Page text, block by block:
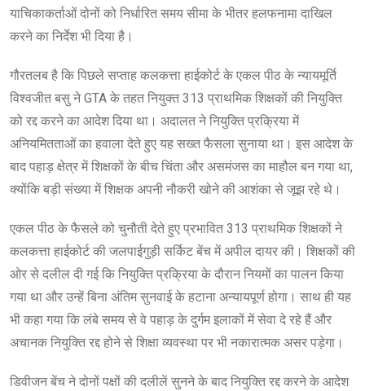
याचिकाकर्ताओं दोनों को निर्धारित समय सीमा के भीतर हलफनामा दाखिल
करने का निर्देश भी दिया है।
गौरतलब है कि पिछले सप्ताह कलकत्ता हाईकोर्ट के एकल पीठ के न्यायमूर्ति
विश्वजीत बसु ने GTA के तहत नियुक्त 313 प्राथमिक शिक्षकों की नियुक्ति
को रद्द करने का आदेश दिया था। अदालत ने नियुक्ति प्रक्रिया में
अनियमितताओं का हवाला देते हुए यह सख्त फैसला सुनाया था। इस आदेश के
बाद पहाड़ क्षेत्र में शिक्षकों के बीच चिंता और असमंजस का माहौल बन गया था,
क्योंकि बड़ी संख्या में शिक्षक अपनी नौकरी खोने की आशंका से जूझ रहे थे।
एकल पीठ के फैसले को चुनौती देते हुए प्रभावित 313 प्राथमिक शिक्षकों ने
कलकत्ता हाईकोर्ट की जलपाईगुड़ी सर्किट बेंच में अपील दायर की। शिक्षकों की
ओर से दलील दी गई कि नियुक्ति प्रक्रिया के दौरान नियमों का पालन किया
गया था और उन्हें बिना अंतिम सुनवाई के हटाना अन्यायपूर्ण होगा। साथ ही यह
भी कहा गया कि लंबे समय से वे पहाड़ के दुर्गम इलाकों में सेवा दे रहे हैं और
अचानक नियुक्ति रद्द होने से शिक्षा व्यवस्था पर भी नकारात्मक असर पड़ेगा।
डिवीजन बेंच ने दोनों पक्षों की दलीलें सुनने के बाद नियुक्ति रद्द करने के आदेश